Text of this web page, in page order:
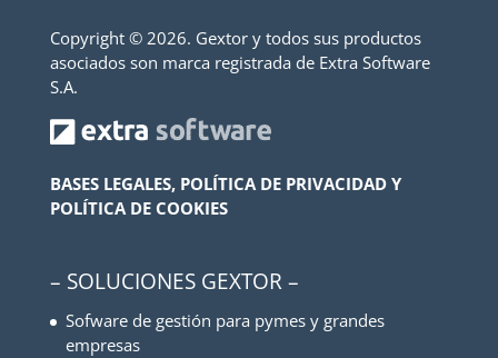
Copyright © 2026. Gextor y todos sus productos
asociados son marca registrada de Extra Software
S.A.
BASES LEGALES, POLÍTICA DE PRIVACIDAD Y
POLÍTICA DE COOKIES
– SOLUCIONES GEXTOR –
Sofware de gestión para pymes y grandes
empresas